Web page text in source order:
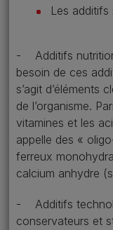
Les
- Additifs
besoin de ces
s’agit d’éléments
de l’organisme.
vitamines et les
appelle des «
ferreux
calcium anhydre
- Additifs
conservateurs et